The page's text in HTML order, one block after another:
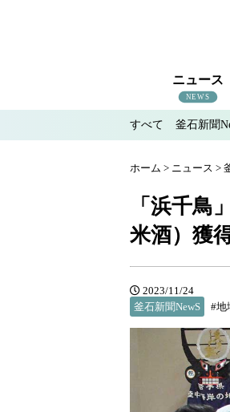
ニュース
NEWS
すべて
釜石新聞NewS
復興釜石新聞アーカイ
地域情報
インタビュー
すべて 釜石新聞
ホーム > ニュース >
「浜千鳥
米酒）獲
2023/11/24
釜石新聞NewS
#地